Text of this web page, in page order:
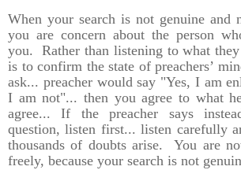
When your search is not genuine and
you are concern about the person
you. Rather than listening to what
is to confirm the state of preachers’
ask... preacher would say "Yes, I am
I am not"... then you agree to what
agree... If the preacher says
question, listen first... listen carefully
thousands of doubts arise. You are
freely, because your search is not